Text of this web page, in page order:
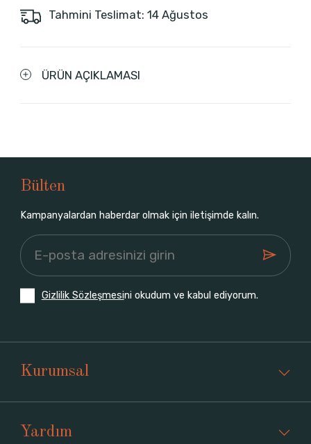
Tahmini Teslimat: 14 Ağustos
ÜRÜN AÇIKLAMASI
Bülten
Kampanyalardan haberdar olmak için iletişimde kalın.
Gizlilik Sözleşmesini okudum ve kabul ediyorum.
Kurumsal
Yardım